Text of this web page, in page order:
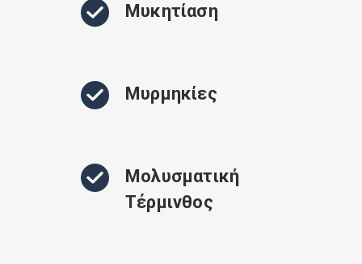
Μυκητίαση
Μυρμηκίες
Μολυσματική
Τέρμινθος